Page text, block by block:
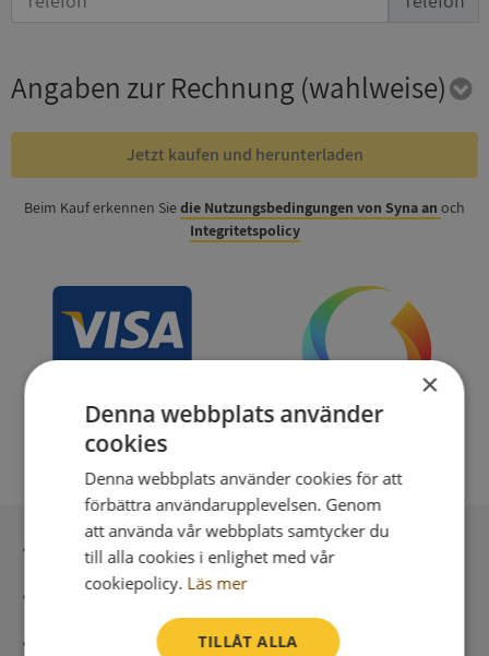
Angaben zur Rechnung (wahlweise)
Jetzt kaufen und herunterladen
Beim Kauf erkennen Siedie Nutzungsbedingungen von Syna an och
Integritetspolicy
Sichere Bezahlung mit stripe
Unmittelbare Lieferung digital
Syna – Kreditauskünfte seit 1947
×
Denna webbplats använder
cookies
Denna webbplats använder cookies för att
förbättra användarupplevelsen. Genom
att använda vår webbplats samtycker du
till alla cookies i enlighet med vår
cookiepolicy. Läs mer
TILLÅT ALLA